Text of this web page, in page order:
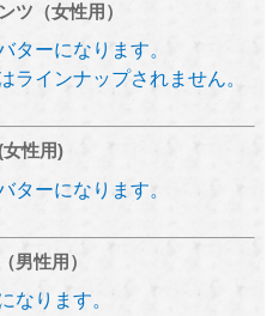
ツ（女性用）
ーになります。
インナップされません。
性用)
ーになります。
男性用）
なります。